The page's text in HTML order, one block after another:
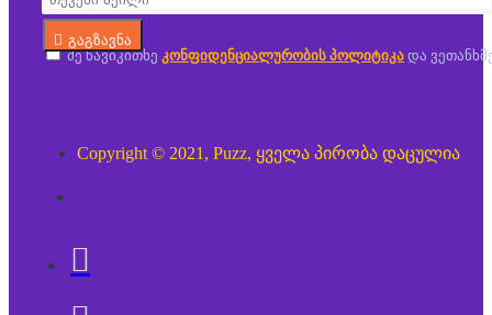
გაგზავნა
მე წავიკითხე კონფიდენციალურობის პოლიტიკა და
Copyright © 2021, Puzz, ყველა პირობა დაცულია